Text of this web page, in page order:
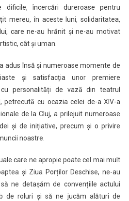
încercări dureroase pentru
mereu, în aceste luni, solidaritatea,
care ne-au hrănit și ne-au motivat
cât și uman.
adus însă și numeroase momente de
și satisfacția unor premiere
cu personalități de vază din teatrul
petrecută cu ocazia celei de-a XIV-a
de la Cluj, a prilejuit numeroase
și de inițiative, precum și o privire
noastre.
care ne apropie poate cel mai mult
și Ziua Porților Deschise, ne-au
ne detașăm de convențiile actului
de roluri și să ne jucăm alături de